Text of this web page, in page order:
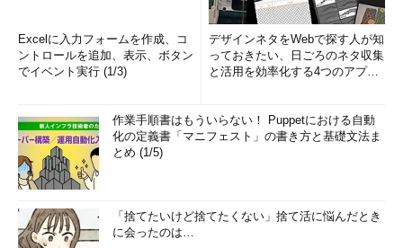
Excelに入力フォームを作成、コ
ントロールを追加、表示、ボタン
でイベント実行 (1/3)
デザインネタをWebで探す人が知
っておきたい、日ごろのネタ収集
と活用を効率化する4つのアプリ
作業手順書はもういらない！ Puppetにおける自動
化の定義書「マニフェスト」の書き方と基礎文法ま
とめ (1/5)
「捨てたいけど捨てたくない」捨て活に悩んだとき
に会ったのは…